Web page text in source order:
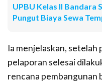
UPBU Kelas II Bandara
Pungut Biaya Sewa
Ia menjelaskan, setelah
pelaporan selesai
rencana pembangunan